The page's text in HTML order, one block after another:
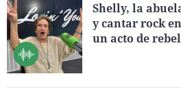
Shelly, la
y cantar rock
un acto de